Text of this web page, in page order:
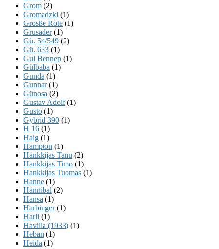
Grom (2)
Gromadzki (1)
Grosße Rote (1)
Grusader(1)
Gü. 54/549 (2)
Gü. 633 (1)
Gul Bennep (1)
Gülbaba (1)
Gunda (1)
Gunnar(1)
Günosa (2)
Gustav Adolf(1)
Gusto (1)
Gybrid 390 (1)
H 16 (1)
Haig (1)
Hampton (1)
Hankkijas Tanu (2)
Hankkijas Timo (1)
Hankkijas Tuomas (1)
Hanne (1)
Hannibal (2)
Hansa (1)
Harbinger(1)
Harli (1)
Havilla (1933) (1)
Heban (1)
Heida (1)